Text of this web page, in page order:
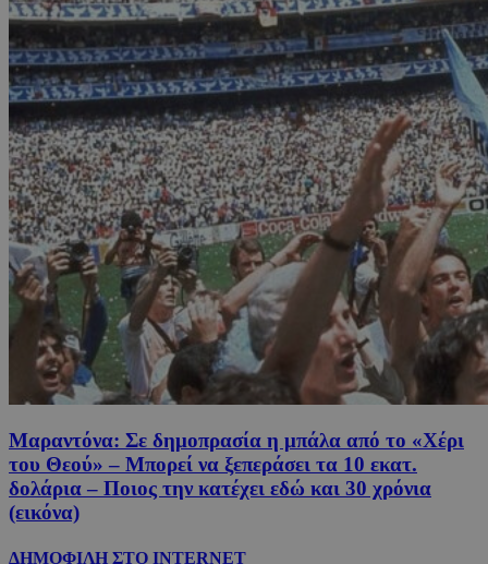
Μαραντόνα: Σε δημοπρασία η μπάλα από το «Χέρι
του Θεού» – Μπορεί να ξεπεράσει τα 10 εκατ.
δολάρια – Ποιος την κατέχει εδώ και 30 χρόνια
(εικόνα)
ΔΗΜΟΦΙΛΗ ΣΤΟ INTERNET